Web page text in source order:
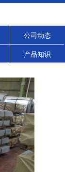
公司动态
产品知识